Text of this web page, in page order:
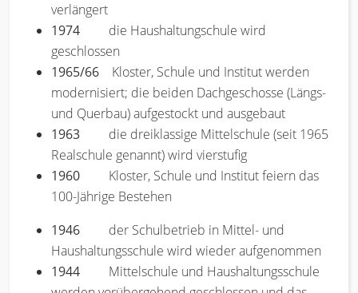
verlängert
1974 die Haushaltungschule wird
geschlossen
1965/66 Kloster, Schule und Institut werden
modernisiert; die beiden Dachgeschosse (Längs-
und Querbau) aufgestockt und ausgebaut
1963 die dreiklassige Mittelschule (seit 1965
Realschule genannt) wird vierstufig
1960 Kloster, Schule und Institut feiern das
100-Jährige Bestehen
1946 der Schulbetrieb in Mittel- und
Haushaltungsschule wird wieder aufgenommen
1944 Mittelschule und Haushaltungsschule